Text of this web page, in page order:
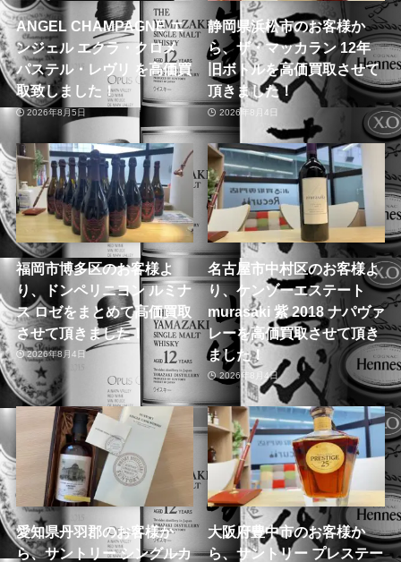
ANGEL CHAMPAGNE エ
ンジェル エクラ・クロメ
パステル・レヴリ を高価買
取致しました！
2026年8月5日
静岡県浜松市のお客様か
ら、ザ・マッカラン 12年
旧ボトルを高価買取させて
頂きました！
2026年8月4日
福岡市博多区のお客様よ
り、ドンペリニヨン ルミナ
ス ロゼをまとめて高価買取
させて頂きました！
2026年8月4日
名古屋市中村区のお客様よ
り、ケンゾーエステート
murasaki 紫 2018 ナパヴァ
レーを高価買取させて頂き
ました！
2026年8月4日
愛知県丹羽郡のお客様か
ら、サントリー シングルカ
大阪府豊中市のお客様か
ら、サントリー プレステー